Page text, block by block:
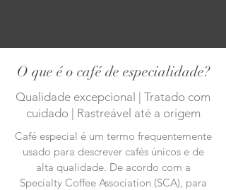
O que é o café de especialidade?
Qualidade excepcional | Tratado com
cuidado | Rastreável até a origem
Café especial é um termo frequentemente
usado para descrever cafés únicos e de
alta qualidade. De acordo com a
Specialty Coffee Association (SCA), para